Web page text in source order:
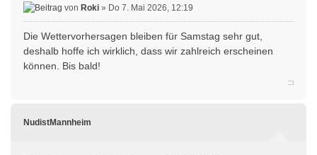
von Roki » Do 7. Mai 2026, 12:19
Die Wettervorhersagen bleiben für Samstag sehr gut,
deshalb hoffe ich wirklich, dass wir zahlreich erscheinen
können. Bis bald!
NudistMannheim